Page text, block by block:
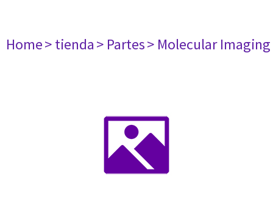
Home> tienda> Partes> Molecular